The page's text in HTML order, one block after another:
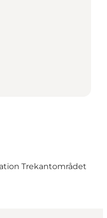
Trekantområdet